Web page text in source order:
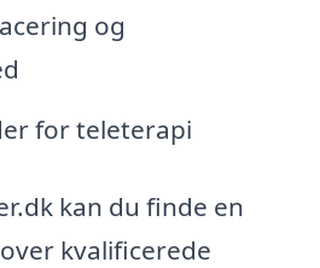
og
for teleterapi
kan du finde en
kvalificerede